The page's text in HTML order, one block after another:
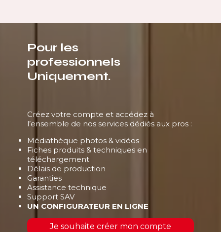
Pour les
professionnels
Uniquement.
Créez votre compte et accédez à
l’ensemble de nos services dédiés aux pros :
Médiathèque photos & vidéos
Fiches produits & techniques en
téléchargement
Délais de production
Garanties
Assistance technique
Support SAV
UN CONFIGURATEUR EN LIGNE
Je souhaite créer mon compte